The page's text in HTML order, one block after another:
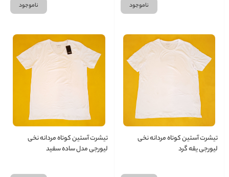
ناموجود ناموجود
تیشرت آستین کوتاه مردانه نخی
لیورجی یقه گرد
تیشرت آستین کوتاه مردانه نخی
لیورجی مدل ساده سفید